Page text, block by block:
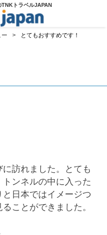
トラベルJAPAN
ー とてもおすすめです！
訪れました。とても
ンネルの中に入った
日本ではイメージつ
ことができました。